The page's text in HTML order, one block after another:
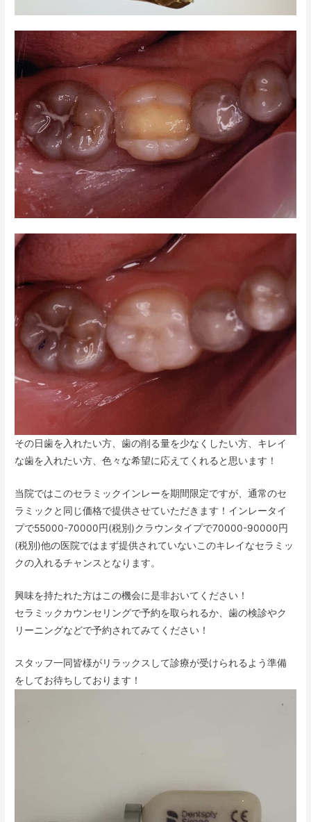
その日歯を入れたい方、歯の削る量を少なくしたい方、キレイ
な歯を入れたい方、色々な希望に応えてくれると思います！
当院ではこのセラミックインレーを期間限定ですが、通常のセ
ラミックと同じ価格で提供させていただきます！インレータイ
プで55000-70000円(税別)クラウンタイプで70000-90000円
(税別)他の医院ではまず提供されていないこのキレイなセラミッ
クの入れるチャンスとなります。
興味を持たれた方はこの機会に是非おいてください！
セラミックカウンセリングで予約を取られるか、歯の検診やク
リーニングなどで予約されてみてください！
スタッフ一同皆様がリラックスして診療が受けられるよう準備
をしてお待ちしております！